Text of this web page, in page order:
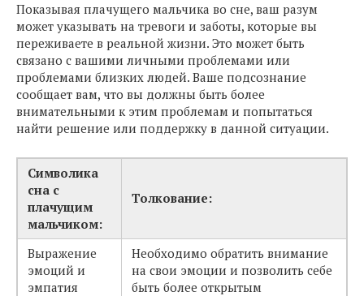
Показывая плачущего мальчика во сне, ваш разум
может указывать на тревоги и заботы, которые вы
переживаете в реальной жизни. Это может быть
связано с вашими личными проблемами или
проблемами близких людей. Ваше подсознание
сообщает вам, что вы должны быть более
внимательными к этим проблемам и попытаться
найти решение или поддержку в данной ситуации.
Символика
сна с
плачущим
мальчиком:
Толкование:
Выражение
эмоций и
эмпатия
Необходимо обратить внимание
на свои эмоции и позволить себе
быть более открытым